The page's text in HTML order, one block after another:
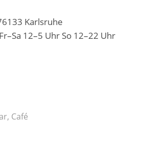
Karlsruhe
12–5 Uhr So 12–22 Uhr
, Café